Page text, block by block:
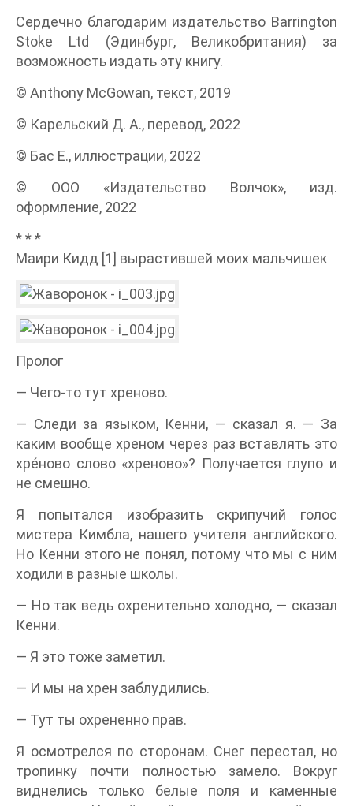
Сердечно благодарим издательство Barrington
Stoke Ltd (Эдинбург, Великобритания) за
возможность издать эту книгу.
© Anthony McGowan, текст, 2019
© Карельский Д. А., перевод, 2022
© Бас Е., иллюстрации, 2022
© ООО «Издательство Волчок», изд.
оформление, 2022
* * *
Маири Кидд [1] вырастившей моих мальчишек
Пролог
— Чего-то тут хреново.
— Следи за языком, Кенни, — сказал я. — За
каким вообще хреном через раз вставлять это
хре́ново слово «хреново»? Получается глупо и
не смешно.
Я попытался изобразить скрипучий голос
мистера Кимбла, нашего учителя английского.
Но Кенни этого не понял, потому что мы с ним
ходили в разные школы.
— Но так ведь охренительно холодно, — сказал
Кенни.
— Я это тоже заметил.
— И мы на хрен заблудились.
— Тут ты охрененно прав.
Я осмотрелся по сторонам. Снег перестал, но
тропинку почти полностью замело. Вокруг
виднелись только белые поля и каменные